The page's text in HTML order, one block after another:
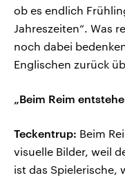
ob es endlich
Jahreszeiten“. Was
noch dabei
Englischen zurück
„Beim Reim
Teckentrup: Beim
visuelle Bilder, weil
ist das Spielerische,